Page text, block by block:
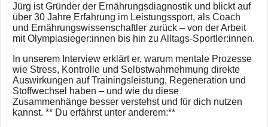
Jürg ist Gründer der Ernährungsdiagnostik und blickt auf
über 30 Jahre Erfahrung im Leistungssport, als Coach
und Ernährungswissenschaftler zurück – von der Arbeit
mit Olympiasieger:innen bis hin zu Alltags-Sportler:innen.
In unserem Interview erklärt er, warum mentale Prozesse
wie Stress, Kontrolle und Selbstwahrnehmung direkte
Auswirkungen auf Trainingsleistung, Regeneration und
Stoffwechsel haben – und wie du diese
Zusammenhänge besser verstehst und für dich nutzen
kannst. ** Du erfährst unter anderem:**